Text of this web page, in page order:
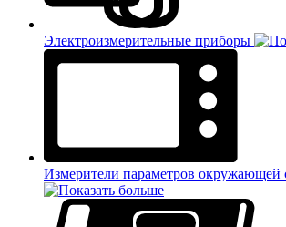
Электроизмерительные приборы
Измерители параметров окружающей